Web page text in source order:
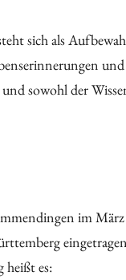
sich als
sowohl der
im
heißt es: